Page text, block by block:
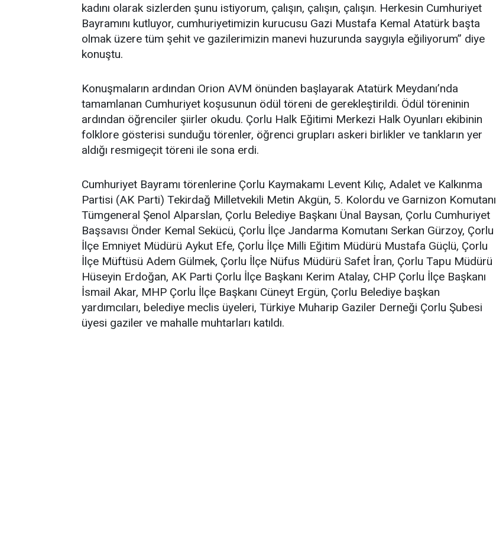
kadını olarak sizlerden şunu istiyorum, çalışın, çalışın, çalışın. Herkesin Cumhuriyet
Bayramını kutluyor, cumhuriyetimizin kurucusu Gazi Mustafa Kemal Atatürk başta
olmak üzere tüm şehit ve gazilerimizin manevi huzurunda saygıyla eğiliyorum” diye
konuştu.
Konuşmaların ardından Orion AVM önünden başlayarak Atatürk Meydanı’nda
tamamlanan Cumhuriyet koşusunun ödül töreni de gerekleştirildi. Ödül töreninin
ardından öğrenciler şiirler okudu. Çorlu Halk Eğitimi Merkezi Halk Oyunları ekibinin
folklore gösterisi sunduğu törenler, öğrenci grupları askeri birlikler ve tankların yer
aldığı resmigeçit töreni ile sona erdi.
Cumhuriyet Bayramı törenlerine Çorlu Kaymakamı Levent Kılıç, Adalet ve Kalkınma
Partisi (AK Parti) Tekirdağ Milletvekili Metin Akgün, 5. Kolordu ve Garnizon Komutanı
Tümgeneral Şenol Alparslan, Çorlu Belediye Başkanı Ünal Baysan, Çorlu Cumhuriyet
Başsavısı Önder Kemal Sekücü, Çorlu İlçe Jandarma Komutanı Serkan Gürzoy, Çorlu
İlçe Emniyet Müdürü Aykut Efe, Çorlu İlçe Milli Eğitim Müdürü Mustafa Güçlü, Çorlu
İlçe Müftüsü Adem Gülmek, Çorlu İlçe Nüfus Müdürü Safet İran, Çorlu Tapu Müdürü
Hüseyin Erdoğan, AK Parti Çorlu İlçe Başkanı Kerim Atalay, CHP Çorlu İlçe Başkanı
İsmail Akar, MHP Çorlu İlçe Başkanı Cüneyt Ergün, Çorlu Belediye başkan
yardımcıları, belediye meclis üyeleri, Türkiye Muharip Gaziler Derneği Çorlu Şubesi
üyesi gaziler ve mahalle muhtarları katıldı.